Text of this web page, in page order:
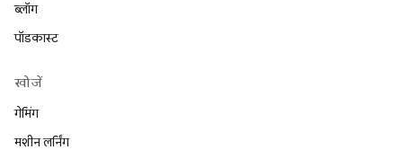
ब्लॉग
पॉडकास्ट
खोजें
गेमिंग
मशीन लर्निंग